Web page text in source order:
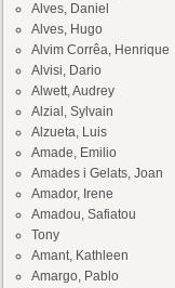
Alves, Daniel
Alves, Hugo
Alvim Corrêa, Henrique
Alvisi, Dario
Alwett, Audrey
Alzial, Sylvain
Alzueta, Luis
Amade, Emilio
Amades i Gelats, Joan
Amador, Irene
Amadou, Safiatou
Tony
Amant, Kathleen
Amargo, Pablo